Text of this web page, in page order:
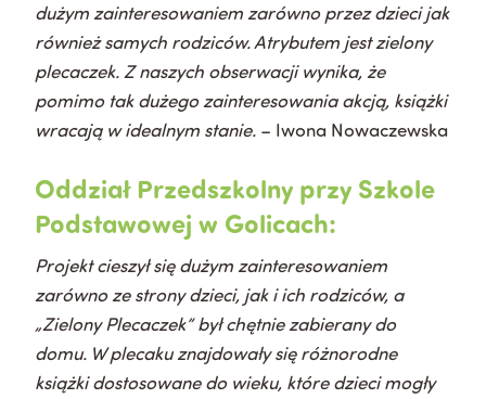
dużym zainteresowaniem zarówno przez dzieci jak
również samych rodziców. Atrybutem jest zielony
plecaczek. Z naszych obserwacji wynika, że
pomimo tak dużego zainteresowania akcją, książki
wracają w idealnym stanie. – Iwona Nowaczewska
Oddział Przedszkolny przy Szkole
Podstawowej w Golicach:
Projekt cieszył się dużym zainteresowaniem
zarówno ze strony dzieci, jak i ich rodziców, a
„Zielony Plecaczek” był chętnie zabierany do
domu. W plecaku znajdowały się różnorodne
książki dostosowane do wieku, które dzieci mogły